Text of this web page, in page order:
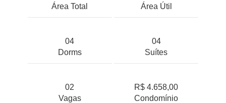
Área Total
Área Útil
04
Dorms
04
Suítes
02
Vagas
R$ 4.658,00
Condomínio